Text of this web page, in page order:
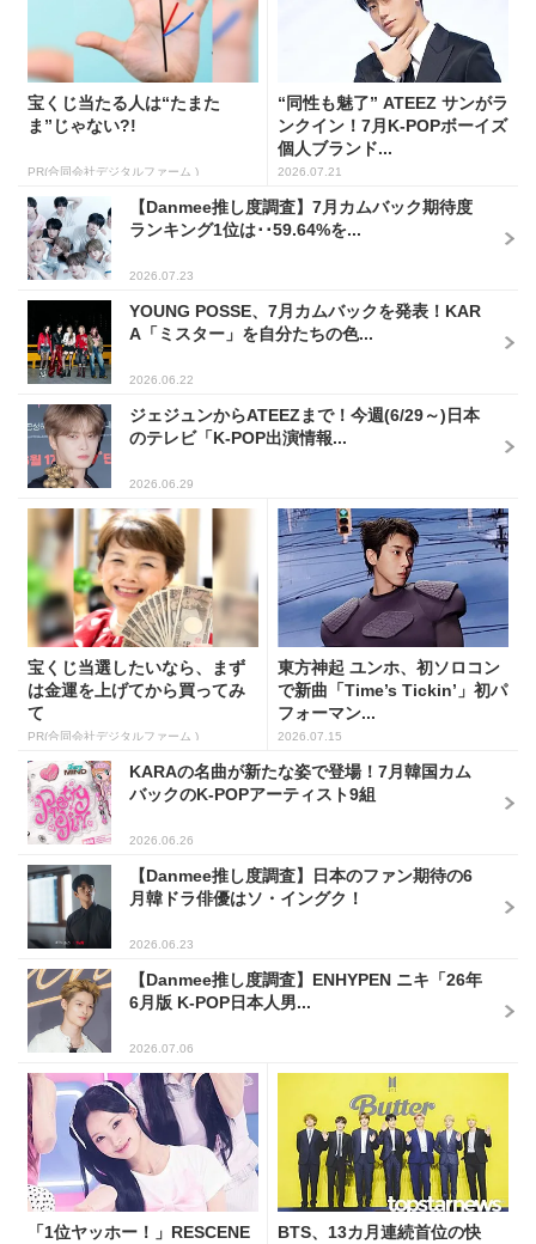
宝くじ当たる人は“たまた
ま”じゃない?!
PR(合同会社デジタルファーム )
“同性も魅了” ATEEZ サンがラ
ンクイン！7月K-POPボーイズ
個人ブランド...
2026.07.21
【Danmee推し度調査】7月カムバック期待度
ランキング1位は･･59.64%を...
2026.07.23
YOUNG POSSE、7月カムバックを発表！KAR
A「ミスター」を自分たちの色...
2026.06.22
ジェジュンからATEEZまで！今週(6/29～)日本
のテレビ「K-POP出演情報...
2026.06.29
宝くじ当選したいなら、まず
は金運を上げてから買ってみ
て
PR(合同会社デジタルファーム )
東方神起 ユンホ、初ソロコン
で新曲「Time’s Tickin’」初パ
フォーマン...
2026.07.15
KARAの名曲が新たな姿で登場！7月韓国カム
バックのK-POPアーティスト9組
2026.06.26
【Danmee推し度調査】日本のファン期待の6
月韓ドラ俳優はソ・イングク！
2026.06.23
【Danmee推し度調査】ENHYPEN ニキ「26年
6月版 K-POP日本人男...
2026.07.06
「1位ヤッホー！」RESCENE
BTS、13カ月連続首位の快